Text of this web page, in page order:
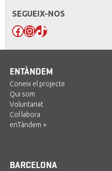
SEGUEIX-NOS
Facebook
Instagram
TikTok
ENTÀNDEM
Coneix el projecte
Qui som
Voluntariat
Col·labora
enTàndem +
BARCELONA